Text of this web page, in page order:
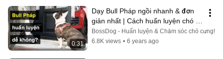
0:31
Dạy Bull Pháp ngồi nhanh & đơn
giản nhất | Cách huấn luyện chó cơ
bản BossDog | Dog training
BossDog - Huấn luyện & Chăm sóc chó cưng!
6.8K views • 6 years ago